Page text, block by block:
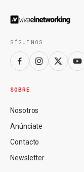
SÍGUENOS
SOBRE
Nosotros
Anúnciate
Contacto
Newsletter